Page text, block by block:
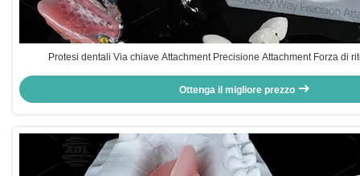
Protesi dentali Via chiave Attachment Precisione Attachment Forza di
Ottenga il migliore prezzo